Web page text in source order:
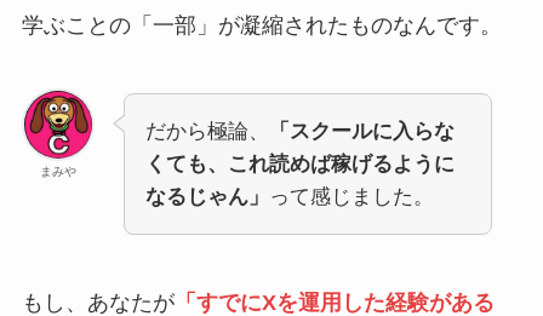
学ぶことの「一部」が凝縮されたものなんです。
まみや
だから極論、
「スクールに入らな
くても、これ読めば稼げるように
なるじゃん」 って感じました。
もし、あなたが「すでにXを運用した経験がある